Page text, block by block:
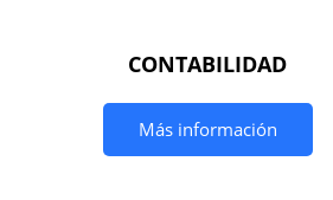
CONTABILIDAD
Más información